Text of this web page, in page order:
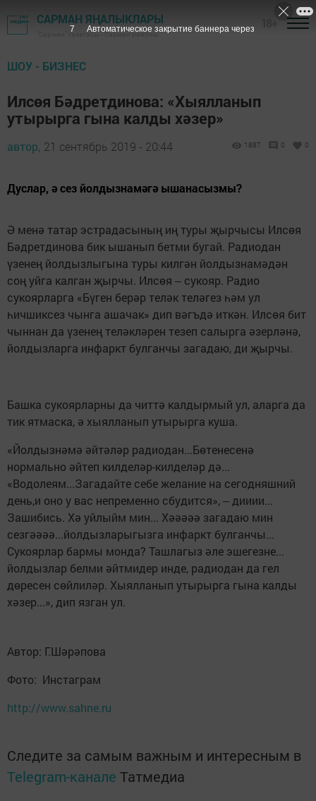
САРМАН ЯҢАЛЫКЛАРЫ
"Сарман" газетасы - Сарман районы
ШОУ - БИЗНЕС
Илсөя Бәдретдинова: «Хыялланып
утырырга гына калды хәзер»
автор, 21 сентябрь 2019 - 20:44 1887 0 0
Дуслар, ә сез йолдызнамәгә ышанасызмы?
Ә менә татар эстрадасының иң туры җырчысы Илсөя
Бәдретдинова бик ышанып бетми бугай. Радиодан
үзенең йолдызлыгына туры килгән йолдызнамәдән
соң уйга калган җырчы. Илсөя ‒ сукояр. Радио
сукоярларга «Бүген берәр теләк теләгез һәм ул
һичшиксез чынга ашачак» дип вәгъдә иткән. Илсөя бит
чыннан да үзенең теләкләрен тезеп салырга әзерләнә,
йолдызларга инфаркт булганчы загадаю, ди җырчы.
Башка сукоярларны да читтә калдырмый ул, аларга да
тик ятмаска, ә хыялланып утырырга куша.
«Йолдызнәмә әйтәләр радиодан...Бөтенесенә
нормально әйтеп килделәр-килделәр дә...
«Водолеям...Загадайте себе желание на сегодняшний
день,и оно у вас непременно сбудится», ‒ дииии...
Зашибись. Хә уйлыйм мин... Хәәәәә загадаю мин
сезгәәәә...йолдызларыгызга инфаркт булганчы...
Сукоярлар бармы монда? Ташлагыз әле эшегезне...
йолдызлар белми әйтмидер инде, радиодан да гел
дөресен сөйлиләр. Хыялланып утырырга гына калды
хәзер...», дип язган ул.
Автор: Г.Шәрәпова
Фото: Инстаграм
http://www.sahne.ru
Следите за самым важным и интересным в
Telegram-канале Татмедиа
6 Автоматическое закрытие баннера через